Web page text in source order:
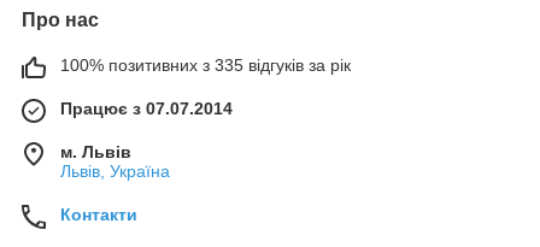
Про нас
100% позитивних з 335 відгуків за рік
Працює з 07.07.2014
м. Львів
Львів, Україна
Контакти